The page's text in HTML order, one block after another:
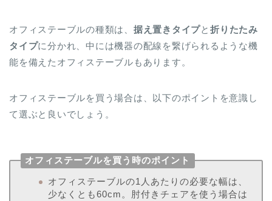
オフィステーブルの種類は、 据え置きタイプと 折りたたみ
タイプに分かれ、中には機器の配線を繋げられるような機
能を備えたオフィステーブルもあります。
オフィステーブルを買う場合は、以下のポイントを意識し
て選ぶと良いでしょう。
オフィステーブルを買う時のポイント
オフィステーブルの1人あたりの必要な幅は、
少なくとも60cm。肘付きチェアを使う場合は